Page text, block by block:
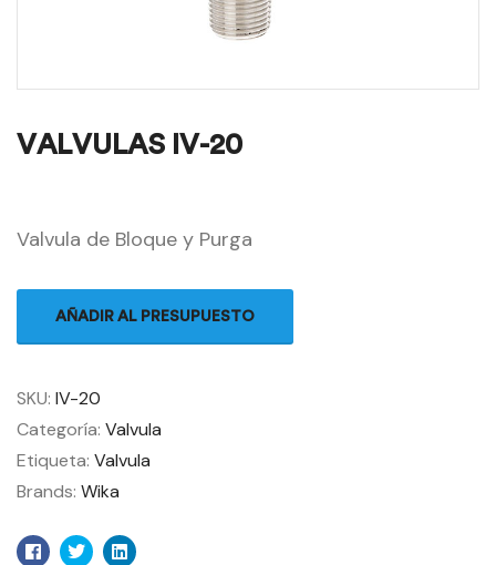
VALVULAS IV-20
Valvula de Bloque y Purga
AÑADIR AL PRESUPUESTO
SKU: IV-20
Categoría: Valvula
Etiqueta: Valvula
Brands: Wika
Facebook
TwitterLinkedin